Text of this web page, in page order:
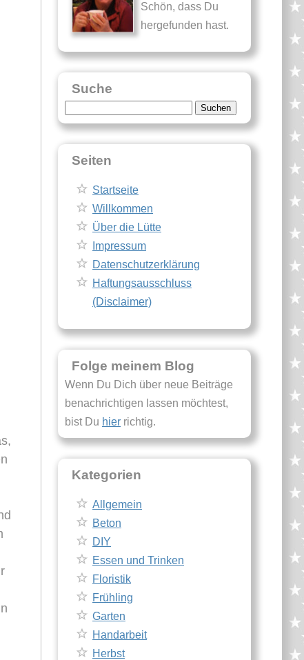
Schön, dass Du
hergefunden hast.
Suche
nach:
Seiten
Startseite
Willkommen
Über die Lütte
Impressum
Datenschutzerklärung
Haftungsausschluss
(Disclaimer)
Folge meinem Blog
Wenn Du Dich über neue Beiträge
benachrichtigen lassen möchtest,
bist Du hier richtig.
Kategorien
Allgemein
Beton
DIY
Essen und Trinken
Floristik
Frühling
Garten
Handarbeit
Herbst